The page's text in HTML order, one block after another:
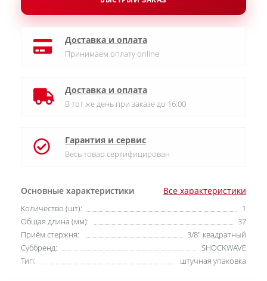
Основные характеристики Все характеристики
Количество (шт):
1
Общая длина (мм):
37
Приём стержня:
3/8" квадратный
Суббренд:
SHOCKWAVE
Тип:
штучная упаковка
Доставка и оплата
Принимаем оплату online
Доставка и оплата
В тот же день при заказе до 16:00
Гарантия и сервис
Весь товар сертифицирован